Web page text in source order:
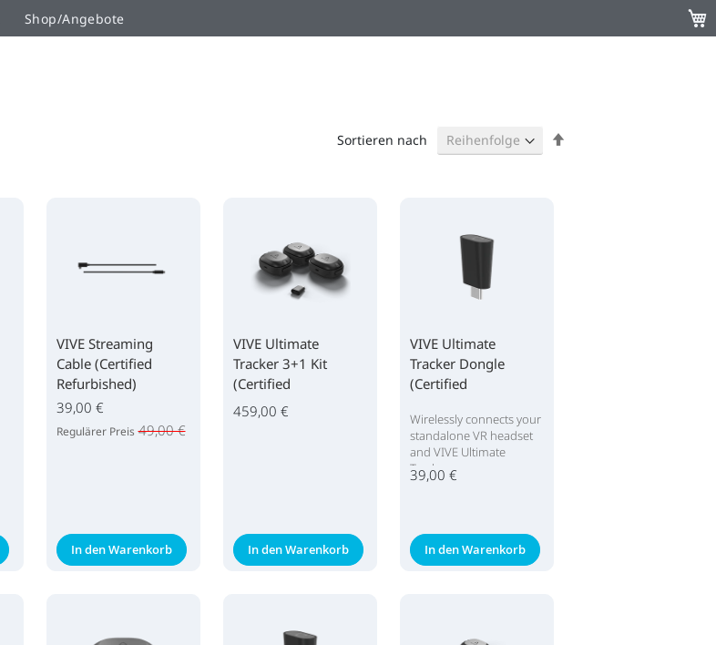
Shop/Angebote
Sortieren nach
VIVE Streaming
Cable (Certified
Refurbished)
39,00 €
Regulärer Preis 49,00 €
In den Warenkorb
VIVE Ultimate
Tracker 3+1 Kit
(Certified
Refurbished)
459,00 €
In den Warenkorb
VIVE Ultimate
Tracker Dongle
(Certified
Wirelessly connects your
standalone VR headset
and VIVE Ultimate
Tracker
39,00 €
In den Warenkorb